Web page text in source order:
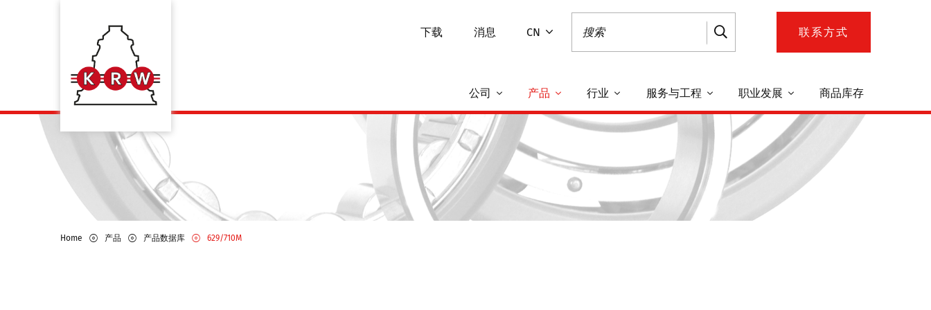
下载 消息 CN 联系方式
公司 产品 行业 服务与工程 职业发展 商品库存
Home 产品 产品数据库 629/710M